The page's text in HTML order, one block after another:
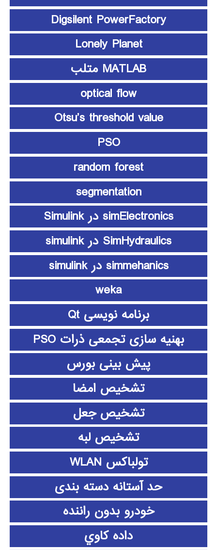
Digsilent PowerFactory
Lonely Planet
MATLAB متلب
optical flow
Otsu’s threshold value
PSO
random forest
segmentation
simElectronics در Simulink
SimHydraulics در simulink
simmehanics در simulink
weka
برنامه نویسی Qt
بهنیه سازی تجمعی ذرات PSO
پیش بینی بورس
تشخیص امضا
تشخیص جعل
تشخیص لبه
تولباکس WLAN
حد آستانه دسته بندی
خودرو بدون راننده
داده كاوي